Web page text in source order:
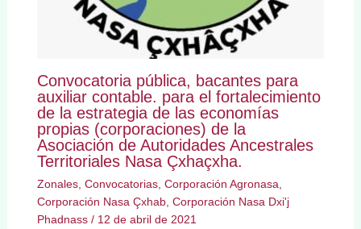
Convocatoria pública, bacantes para
auxiliar contable. para el fortalecimiento
de la estrategia de las economías
propias (corporaciones) de la
Asociación de Autoridades Ancestrales
Territoriales Nasa Çxhaçxha.
Zonales, Convocatorias, Corporación Agronasa
Corporación Nasa Çxhab, Corporación Nasa Dxi'j
Phadnass/ 12 de abril de 2021